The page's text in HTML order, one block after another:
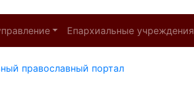
Епархиальные учреждения
православный портал